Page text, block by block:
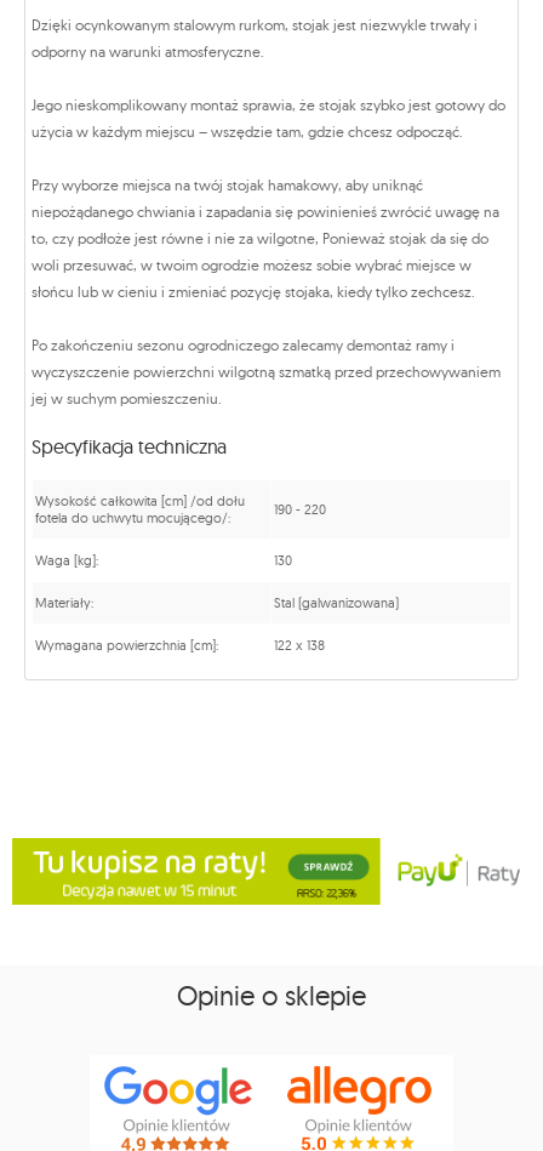
Dzięki ocynkowanym stalowym rurkom, stojak jest niezwykle trwały i
odporny na warunki atmosferyczne.
Jego nieskomplikowany montaż sprawia, że stojak szybko jest gotowy do
użycia w każdym miejscu – wszędzie tam, gdzie chcesz odpocząć.
Przy wyborze miejsca na twój stojak hamakowy, aby uniknąć
niepożądanego chwiania i zapadania się powinienieś zwrócić uwagę na
to, czy podłoże jest równe i nie za wilgotne, Ponieważ stojak da się do
woli przesuwać, w twoim ogrodzie możesz sobie wybrać miejsce w
słońcu lub w cieniu i zmieniać pozycję stojaka, kiedy tylko zechcesz.
Po zakończeniu sezonu ogrodniczego zalecamy demontaż ramy i
wyczyszczenie powierzchni wilgotną szmatką przed przechowywaniem
jej w suchym pomieszczeniu.
Specyfikacja techniczna
Wysokość całkowita [cm] /od dołu
fotela do uchwytu mocującego/:
190 - 220
Waga [kg]: 130
Materiały: Stal (galwanizowana)
Wymagana powierzchnia [cm]: 122 x 138
Opinie o sklepie